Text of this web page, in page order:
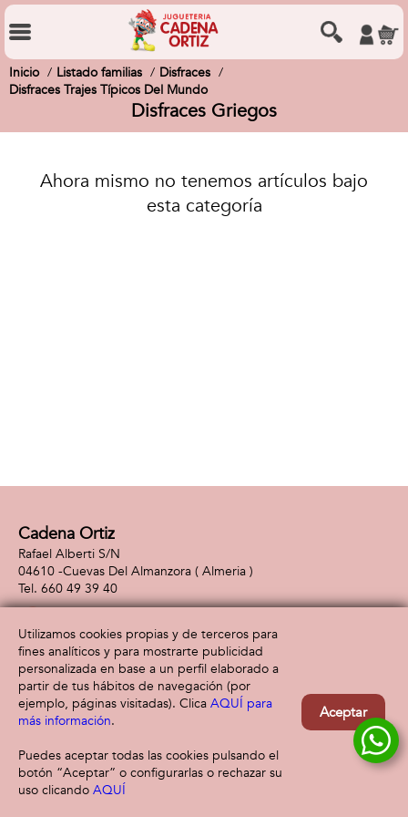
Inicio Listado familias
Disfraces
Disfraces Trajes Típicos Del Mundo
Disfraces Griegos
Ahora mismo no tenemos artículos bajo
esta categoría
Filtrar
Cadena Ortiz
Rafael Alberti S/N
04610 -Cuevas Del Almanzora ( Almeria )
660 49 39 40
Información
Aviso legal
Política de privacidad
Política de cookies
Atención al cliente
Envío y devolución
Utilizamos cookies propias y de terceros para
fines analíticos y para mostrarte publicidad
personalizada en base a un perfil elaborado a
partir de tus hábitos de navegación (por
ejemplo, páginas visitadas). Clica AQUÍ para
más información.
Puedes aceptar todas las cookies pulsando el
botón “Aceptar” o configurarlas o rechazar su
uso clicando AQUÍ
Aceptar